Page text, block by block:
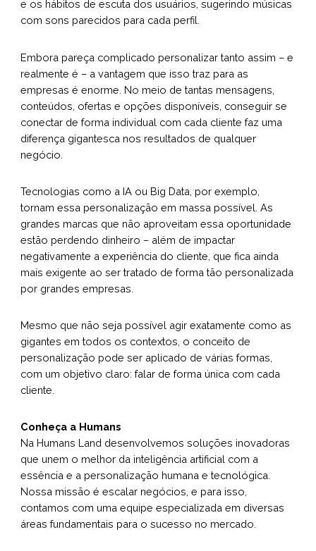
e os hábitos de escuta dos usuários, sugerindo músicas
com sons parecidos para cada perfil.
Embora pareça complicado personalizar tanto assim – e
realmente é – a vantagem que isso traz para as
empresas é enorme. No meio de tantas mensagens,
conteúdos, ofertas e opções disponíveis, conseguir se
conectar de forma individual com cada cliente faz uma
diferença gigantesca nos resultados de qualquer
negócio.
Tecnologias como a IA ou Big Data, por exemplo,
tornam essa personalização em massa possível. As
grandes marcas que não aproveitam essa oportunidade
estão perdendo dinheiro – além de impactar
negativamente a experiência do cliente, que fica ainda
mais exigente ao ser tratado de forma tão personalizada
por grandes empresas.
Mesmo que não seja possível agir exatamente como as
gigantes em todos os contextos, o conceito de
personalização pode ser aplicado de várias formas,
com um objetivo claro: falar de forma única com cada
cliente.
Conheça a Humans
Na Humans Land desenvolvemos soluções inovadoras
que unem o melhor da inteligência artificial com a
essência e a personalização humana e tecnológica.
Nossa missão é escalar negócios, e para isso,
contamos com uma equipe especializada em diversas
áreas fundamentais para o sucesso no mercado.